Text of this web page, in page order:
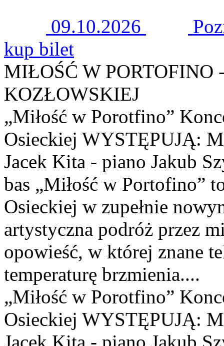
09.10.2026
kup bilet
MIŁOŚĆ W
KOZŁOWSKIEJ
„Miłość w Porotfino”
Osieckiej WYSTĘPUJĄ:
Jacek Kita - piano Jakub
bas „Miłość w Portofino”
Osieckiej w zupełnie
artystyczna podróż przez
opowieść, w której znane
temperaturę brzmienia....
„Miłość w Porotfino”
Osieckiej WYSTĘPUJĄ: